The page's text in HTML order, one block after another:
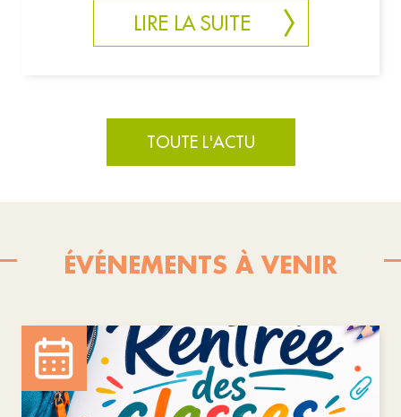
LIRE LA SUITE
TOUTE L'ACTU
ÉVÉNEMENTS À VENIR